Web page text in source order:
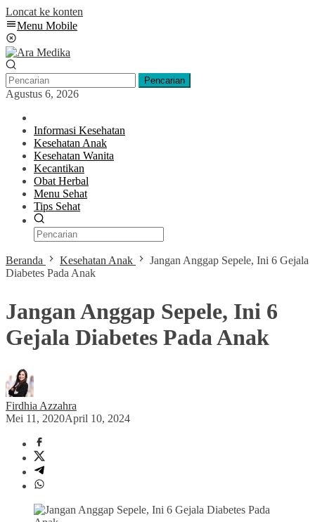
Loncat ke konten
Menu Mobile
Pencarian
Agustus 6, 2026
Informasi Kesehatan
Kesehatan Anak
Kesehatan Wanita
Kecantikan
Obat Herbal
Menu Sehat
Tips Sehat
Beranda Kesehatan Anak
Jangan Anggap Sepele, Ini 6 Gejala
Diabetes Pada Anak
Jangan Anggap Sepele, Ini 6
Gejala Diabetes Pada Anak
Firdhia Azzahra
Mei 11, 2020April 10, 2024